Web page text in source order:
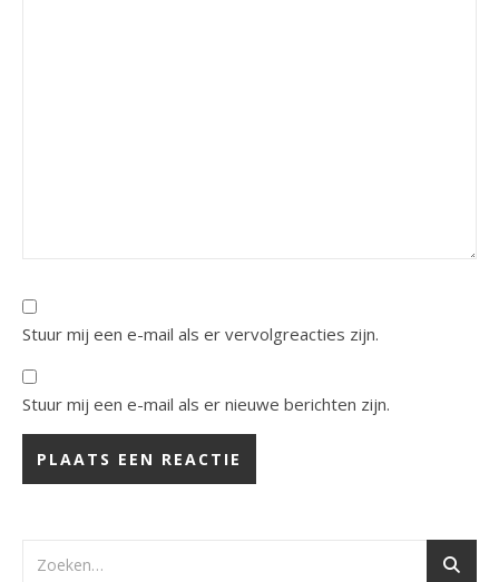
Stuur mij een e-mail als er vervolgreacties zijn.
Stuur mij een e-mail als er nieuwe berichten zijn.